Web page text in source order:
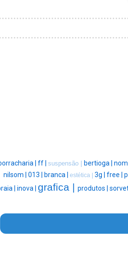
| ff | suspensão | bertioga |
nilsom | 013 | branca | estética | 3g | free |
| inova | grafica | produtos |